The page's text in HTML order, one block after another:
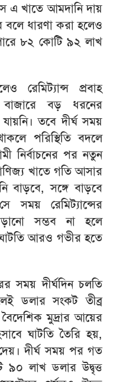
এ খাতে আমদানি দায়
বলে ধারণা করা হলেও
৮২ কোটি ৯২ লাখ
রেমিট্যান্স প্রবাহ
বাজারে বড় ধরনের
তবে দীর্ঘ সময়
পরিস্থিতি বদলে
নির্বাচনের পর নতুন
খাতে গতি আসার
বাড়বে, সঙ্গে বাড়বে
সময় রেমিট্যান্সের
সম্ভব না হলে
ঘাটতি আরও গভীর হতে
সময় দীর্ঘদিন চলতি
ডলার সংকট তীব্র
মুদ্রার আয়ের
ঘাটতি তৈরি হয়,
দীর্ঘ সময় পর গত
৯০ লাখ ডলার উদ্বৃত্ত